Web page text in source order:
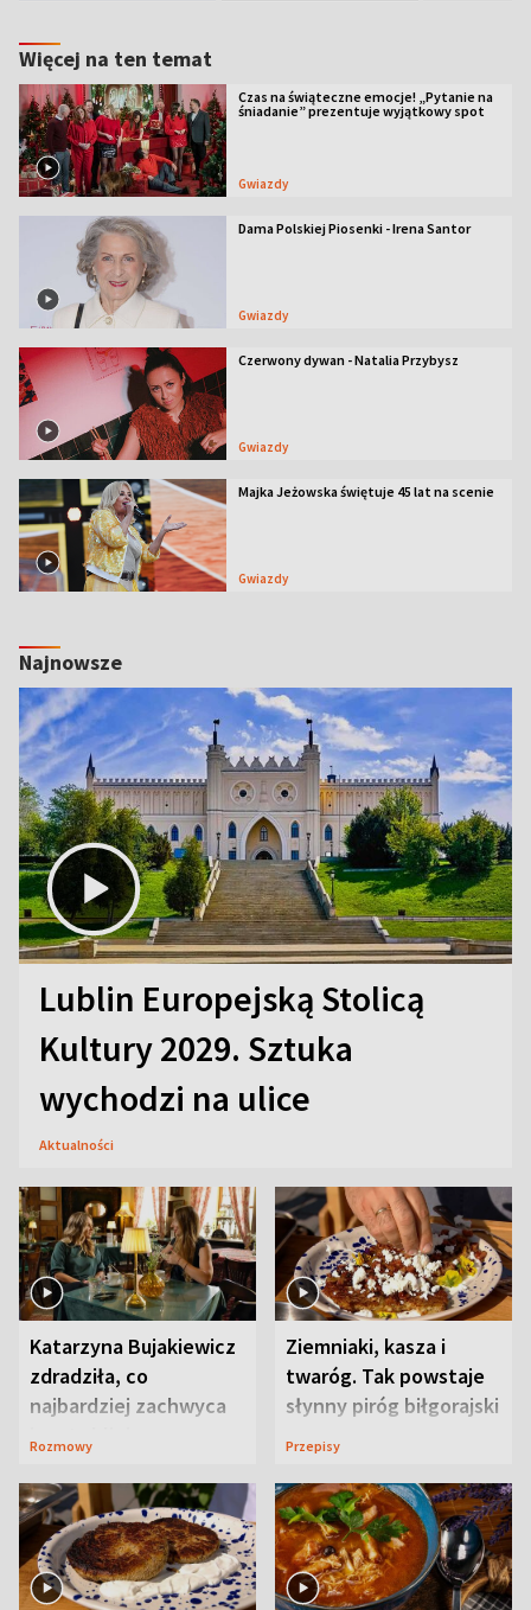
Więcej na ten temat
Czas na świąteczne emocje! „Pytanie na
śniadanie” prezentuje wyjątkowy spot
Gwiazdy
Dama Polskiej Piosenki - Irena Santor
Gwiazdy
Czerwony dywan - Natalia Przybysz
Gwiazdy
Majka Jeżowska świętuje 45 lat na scenie
Gwiazdy
Najnowsze
Lublin Europejską Stolicą
Kultury 2029. Sztuka
wychodzi na ulice
Aktualności
Katarzyna Bujakiewicz
zdradziła, co
najbardziej zachwyca
ją w Lublinie
Rozmowy
Ziemniaki, kasza i
twaróg. Tak powstaje
słynny piróg biłgorajski
Przepisy